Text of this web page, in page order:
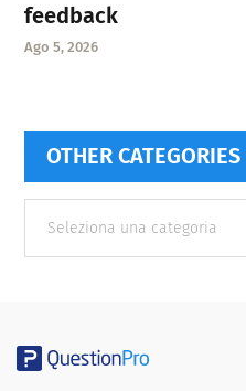
feedback
Ago 5, 2026
OTHER CATEGORIES
categories